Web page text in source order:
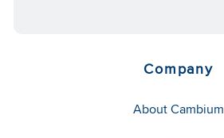
Company
About Cambium